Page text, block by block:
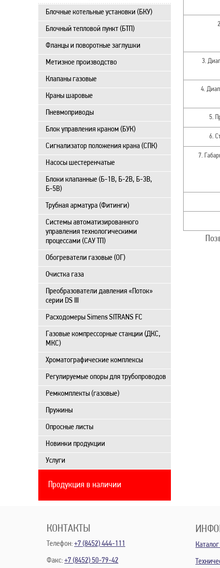
Блочные котельные установки (БКУ)
Блочный тепловой пункт (БТП)
Фланцы и поворотные заглушки
Метизное производство
Клапаны газовые
Краны шаровые
Пневмоприводы
Блок управления краном (БУК)
Сигнализатор положения крана (СПК)
Насосы шестеренчатые
Блоки клапанные (Б-1В, Б-2В, Б-3В,
Б-5В)
Трубная арматура (Фитинги)
Системы автоматизированного
управления технологическими
процессами (САУ ТП)
Обогреватели газовые (ОГ)
Очистка газа
Преобразователи давления «Поток»
серии DS III
Расходомеры Simens SITRANS FC
Газовые компрессорные станции (ДКС,
МКС)
Хроматографические комплексы
Регулируемые опоры для трубопроводов
Ремкомплекты (газовые)
Пружины
Опросные листы
Новинки продукции
Услуги
Продукция в наличии
3.
4.
5.
6.
7.
КОНТАКТЫ
Телефон:+7 (8452) 444-111
Факс:+7 (8452) 50-79-42